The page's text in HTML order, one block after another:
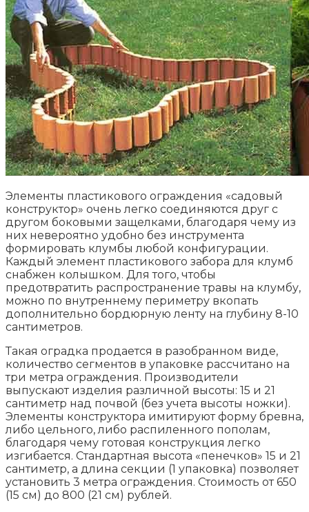
Элементы пластикового ограждения «садовый
конструктор» очень легко соединяются друг с
другом боковыми защелками, благодаря чему из
них невероятно удобно без инструмента
формировать клумбы любой конфигурации.
Каждый элемент пластикового забора для клумб
снабжен колышком. Для того, чтобы
предотвратить распространение травы на клумбу,
можно по внутреннему периметру вкопать
дополнительно бордюрную ленту на глубину 8-10
сантиметров.
Такая оградка продается в разобранном виде,
количество сегментов в упаковке рассчитано на
три метра ограждения. Производители
выпускают изделия различной высоты: 15 и 21
сантиметр над почвой (без учета высоты ножки).
Элементы конструктора имитируют форму бревна,
либо цельного, либо распиленного пополам,
благодаря чему готовая конструкция легко
изгибается. Стандартная высота «пенечков» 15 и 21
сантиметр, а длина секции (1 упаковка) позволяет
установить 3 метра ограждения. Стоимость от 650
(15 см) до 800 (21 см) рублей.